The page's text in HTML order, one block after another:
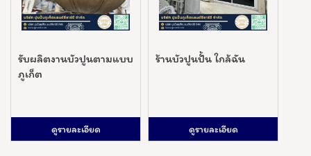
รับผลิตงานบัวปูนตามแบบ
ภูเก็ต
ดูรายละเอียด
ร้านบัวปูนปั้น ใกล้ฉัน
ดูรายละเอียด